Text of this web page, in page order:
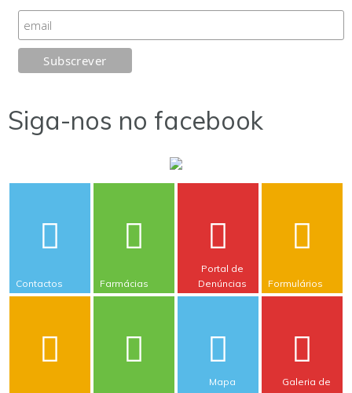
Siga-nos no facebook
Contactos Farmácias
Portal de
Denúncias
Formulários
Mapa
Galeria de